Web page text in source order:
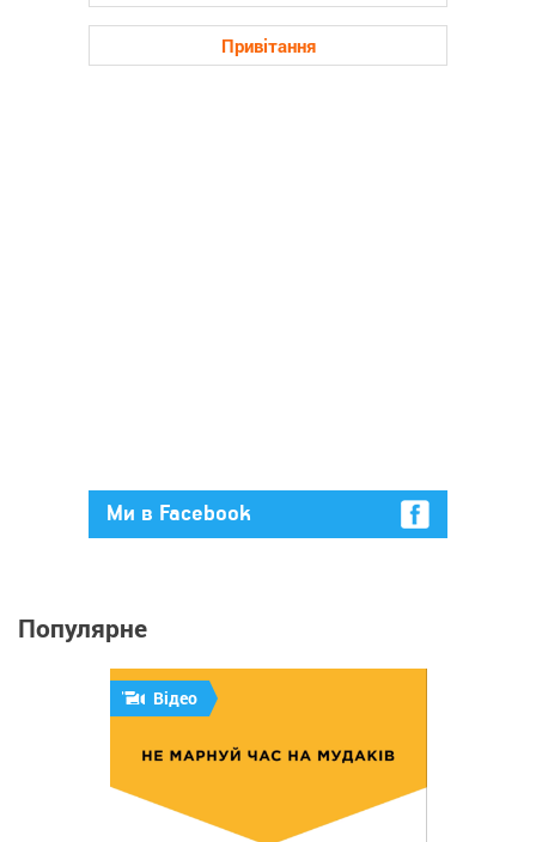
Привітання
Ми в Facebook
Популярне
Відео